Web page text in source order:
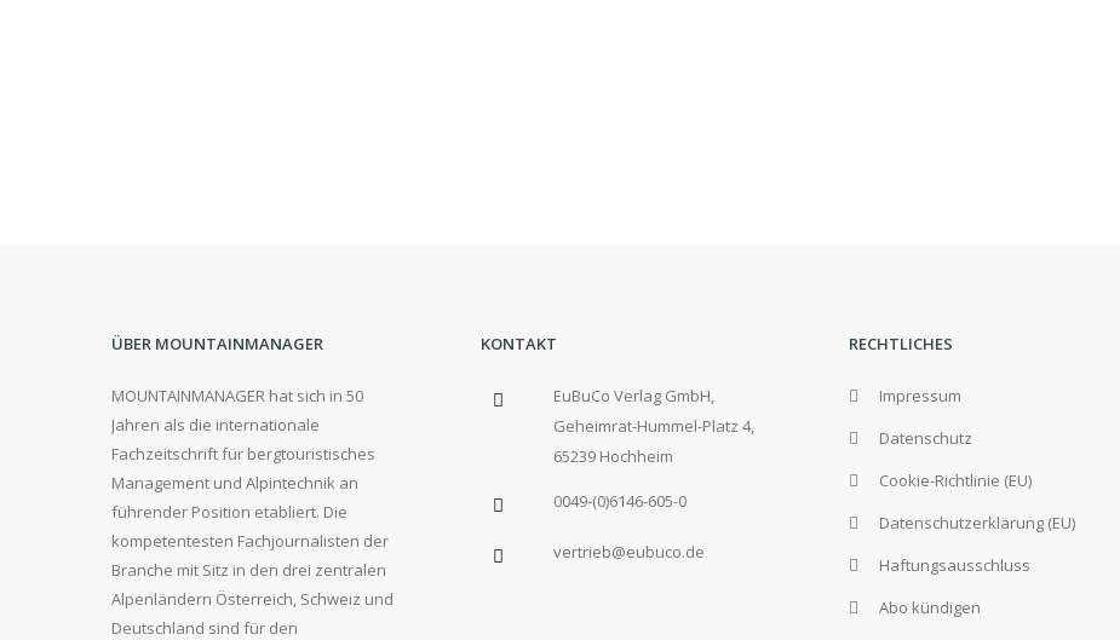
ÜBER MOUNTAINMANAGER
MOUNTAINMANAGER hat sich in 50
Jahren als die internationale
Fachzeitschrift für bergtouristisches
Management und Alpintechnik an
führender Position etabliert. Die
kompetentesten Fachjournalisten der
Branche mit Sitz in den drei zentralen
Alpenländern Österreich, Schweiz und
Deutschland sind für den
KONTAKT
EuBuCo Verlag GmbH,
Geheimrat-Hummel-Platz 4,
65239 Hochheim
0049-(0)6146-605-0
vertrieb@eubuco.de
RECHTLICHES
Impressum
Datenschutz
Cookie-Richtlinie (EU)
Datenschutzerklärung (EU)
Haftungsausschluss
Abo kündigen